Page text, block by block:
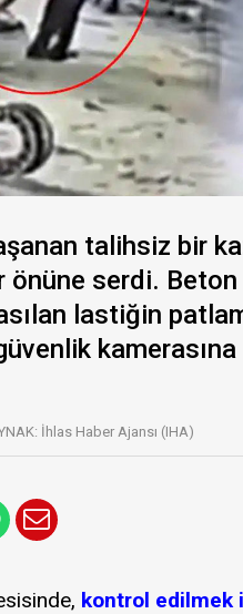
talihsiz bir
önüne serdi.
lastiğin
İhlas Haber Ajansı (IHA)
kontrol edilmek